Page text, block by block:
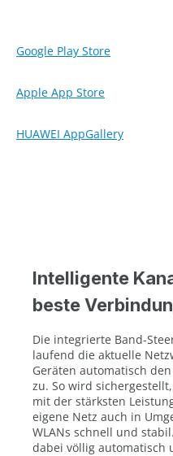
Google Play Store
Apple App Store
HUAWEI AppGallery
Intelligente
beste
Die integrierte Band-
laufend die aktuelle
Geräten automatisch
zu. So wird
mit der stärksten
eigene Netz auch in
WLANs schnell und
dabei völlig automatisch